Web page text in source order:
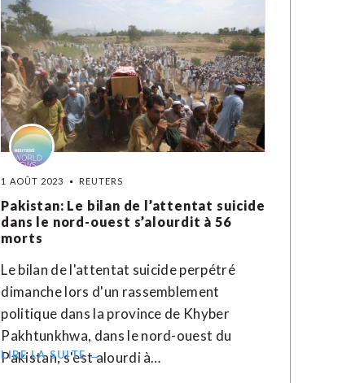
1 AOÛT 2023 REUTERS
Pakistan: Le bilan de l’attentat suicide
dans le nord-ouest s’alourdit à 56
morts
Le bilan de l'attentat suicide perpétré
dimanche lors d'un rassemblement
politique dans la province de Khyber
Pakhtunkhwa, dans le nord-ouest du
Pakistan, s'est alourdi à…
LIRE LA SUITE →